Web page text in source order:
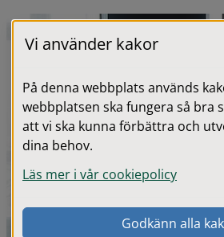
Vi använder kakor
På denna webbplats används
webbplatsen ska fungera så bra
att vi ska kunna förbättra och
dina behov.
Läs mer i vår cookiepolicy
Godkänn alla